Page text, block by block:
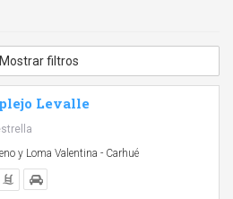
filtros
Levalle
y Loma Valentina - Carhué